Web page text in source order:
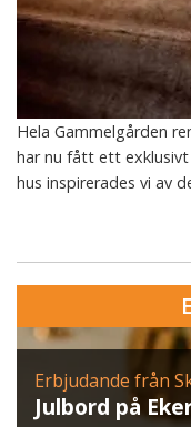
Hela Gammelgården
har nu fått ett exklusivt
hus inspirerades vi av
Erbjudande från
Julbord på